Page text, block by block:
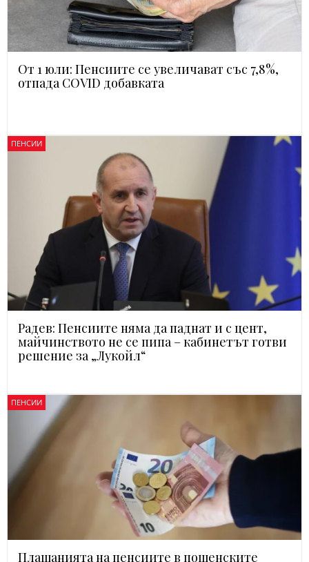
От 1 юли: Пенсиите се увеличават със 7,8%,
отпада COVID добавката
ПЕНСИИ
Радев: Пенсиите няма да паднат и с цент,
майчинството не се пипа – кабинетът готви
решение за „Лукойл“
ПЕНСИИ
Плащанията на пенсиите в пощенските